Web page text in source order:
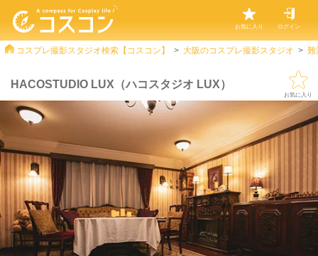
お気に入り ログイン
コスプレ撮影スタジオ検索【コスコン】 大阪のコスプレ撮影スタジオ 難
HACOSTUDIO LUX（ハコスタジオ LUX）
お気に入り